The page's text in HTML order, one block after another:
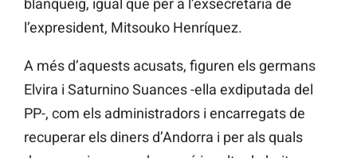
blanqueig, igual que per a l’exsecretària de
l’expresident, Mitsouko Henríquez.
A més d’aquests acusats, figuren els germans
Elvira i Saturnino Suances -ella exdiputada del
PP-, com els administradors i encarregats de
recuperar els diners d’Andorra i per als quals